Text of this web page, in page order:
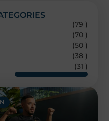
(79 )
(70 )
(50 )
(38 )
(31 )